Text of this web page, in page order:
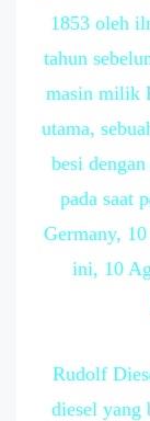
1853 oleh
tahun
masin milik
utama,
besi
pada saat
Germany,
ini, 10
Rudolf
diesel yang